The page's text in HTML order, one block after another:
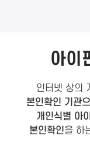
아이
인터넷 상의
본인확인 기관
개인식별 아
본인확인을 하